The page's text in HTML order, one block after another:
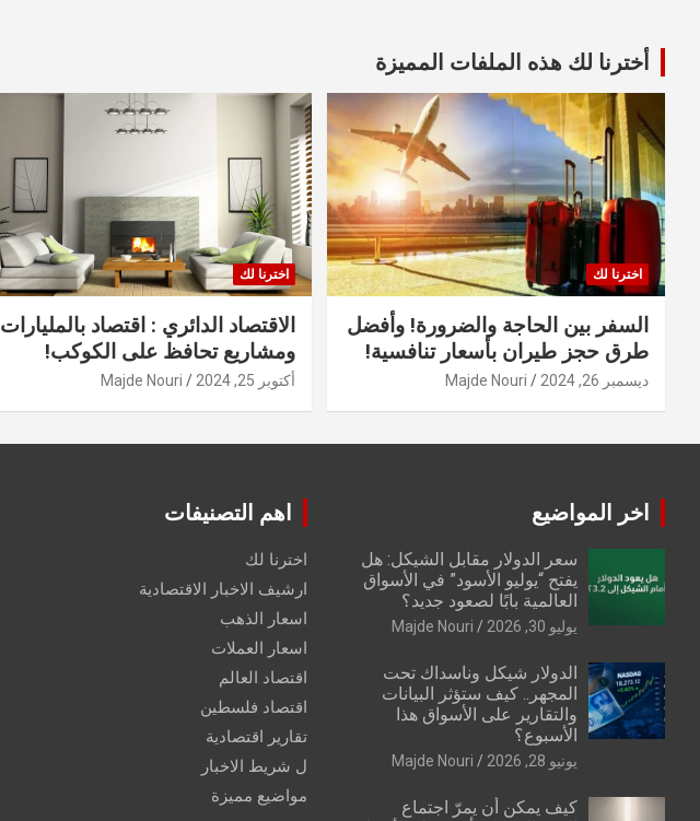
أخترنا لك هذه الملفات المميزة
اخترنا لك
السفر بين الحاجة والضرورة! وأفضل
طرق حجز طيران بأسعار تنافسية!
ديسمبر 26, 2024 Majde Nouri
اخترنا لك
الاقتصاد الدائري : اقتصاد بالمليارات
ومشاريع تحافظ على الكوكب!
أكتوبر 25, 2024 Majde Nouri
اخر المواضيع
سعر الدولار مقابل الشيكل: هل
يفتح “يوليو الأسود” في الأسواق
العالمية بابًا لصعود جديد؟
يوليو 30, 2026 Majde Nouri
الدولار شيكل وناسداك تحت
المجهر.. كيف ستؤثر البيانات
والتقارير على الأسواق هذا
الأسبوع؟
يونيو 28, 2026 Majde Nouri
كيف يمكن أن يمرّ اجتماع
اهم التصنيفات
اخترنا لك
ارشيف الاخبار الاقتصادية
اسعار الذهب
اسعار العملات
اقتصاد العالم
اقتصاد فلسطين
تقارير اقتصادية
ل شريط الاخبار
مواضيع مميزة